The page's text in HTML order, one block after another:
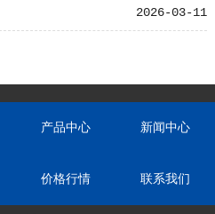
2026-03-11
产品中心 新闻中心
价格行情 联系我们